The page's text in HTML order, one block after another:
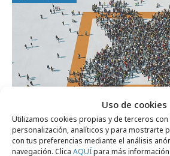
Uso de cookies
Utilizamos cookies propias y de terceros con
personalización, analíticos y para mostrarte
con tus preferencias mediante el análisis
navegación. Clica AQUÍpara más